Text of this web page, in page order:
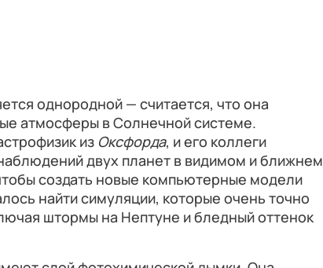
однородной — считается, что она
атмосферы в Солнечной системе.
из Оксфорда, и его коллеги
двух планет в видимом и ближнем
создать новые компьютерные модели
найти симуляции, которые очень точно
штормы на Нептуне и бледный оттенок